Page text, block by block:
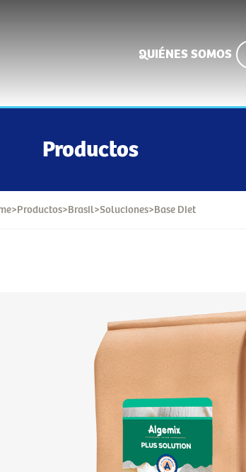
QUIÉNES SOMOS
Productos
>Productos>Brasil>Soluciones>Base Diet